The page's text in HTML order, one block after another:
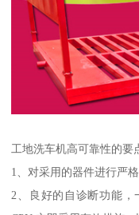
工地洗车机高可靠性的要
1、对采用的器件进行严格
2、良好的自诊断功能，